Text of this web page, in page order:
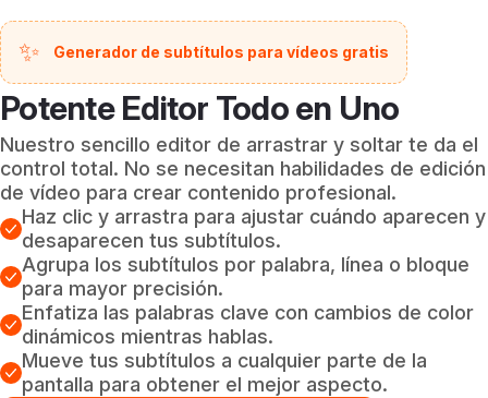
✨ Generador de subtítulos para vídeos gratis
Potente Editor Todo en Uno
Nuestro sencillo editor de arrastrar y soltar te da el
control total. No se necesitan habilidades de edición
de vídeo para crear contenido profesional.
Haz clic y arrastra para ajustar cuándo aparecen y
desaparecen tus subtítulos.
Agrupa los subtítulos por palabra, línea o bloque
para mayor precisión.
Enfatiza las palabras clave con cambios de color
dinámicos mientras hablas.
Mueve tus subtítulos a cualquier parte de la
pantalla para obtener el mejor aspecto.